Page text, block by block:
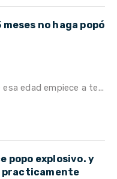
no haga popó
edad empiece a te...
popo explosivo. y
practicamente